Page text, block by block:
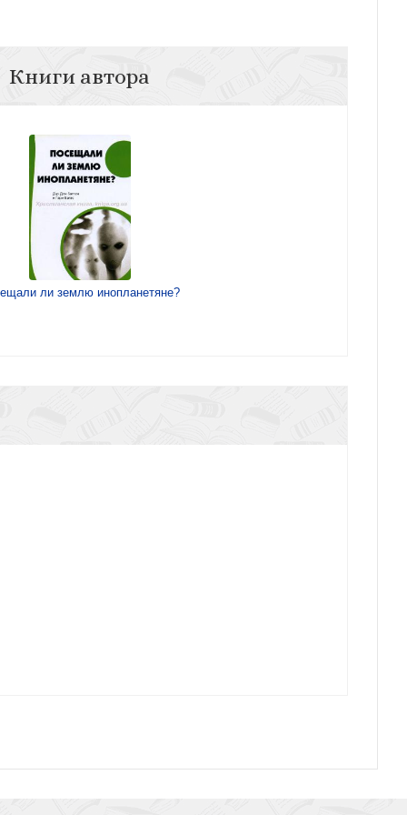
Книги автора
ли землю инопланетяне?